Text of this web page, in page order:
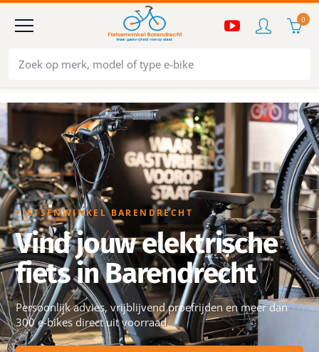
0
FIETSENWINKEL BARENDRECHT
Vind jouw elektrische
fiets in Barendrecht
Persoonlijk advies, vrijblijvend proefrijden en meer dan
300 e-bikes direct uit voorraad.